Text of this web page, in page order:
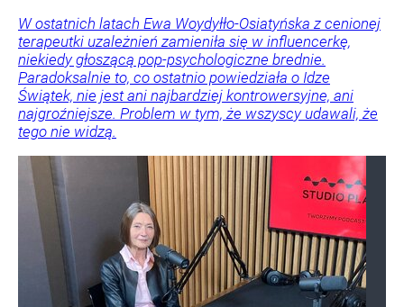
W ostatnich latach Ewa Woydyłło-Osiatyńska z cenionej
terapeutki uzależnień zamieniła się w influencerkę,
niekiedy głoszącą pop-psychologiczne brednie.
Paradoksalnie to, co ostatnio powiedziała o Idze
Świątek, nie jest ani najbardziej kontrowersyjne, ani
najgroźniejsze. Problem w tym, że wszyscy udawali, że
tego nie widzą.